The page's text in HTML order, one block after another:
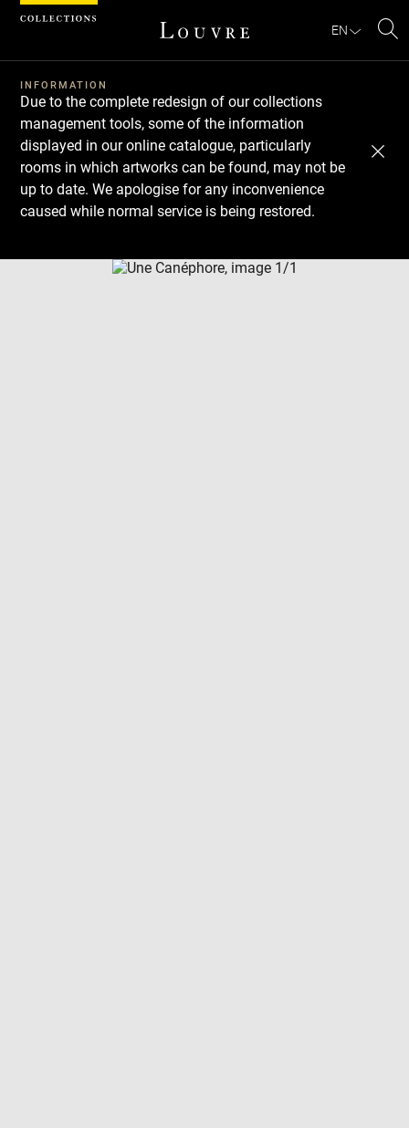
EN
INFORMATION
Due to the complete redesign of our collections
management tools, some of the information
displayed in our online catalogue, particularly
rooms in which artworks can be found, may not be
up to date. We apologise for any inconvenience
caused while normal service is being restored.
Download
Next
Previous
Cookies management panel